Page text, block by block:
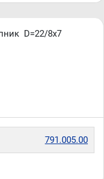
D=22/8x7
791.005.00